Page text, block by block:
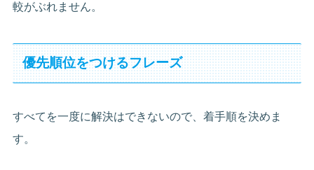
較がぶれません。
優先順位をつけるフレーズ
すべてを一度に解決はできないので、着手順を決めま
す。